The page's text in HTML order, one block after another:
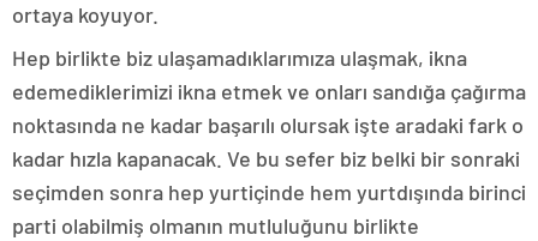
ortaya koyuyor.
Hep birlikte biz ulaşamadıklarımıza ulaşmak, ikna
edemediklerimizi ikna etmek ve onları sandığa çağırma
noktasında ne kadar başarılı olursak işte aradaki fark o
kadar hızla kapanacak. Ve bu sefer biz belki bir sonraki
seçimden sonra hep yurtiçinde hem yurtdışında birinci
parti olabilmiş olmanın mutluluğunu birlikte